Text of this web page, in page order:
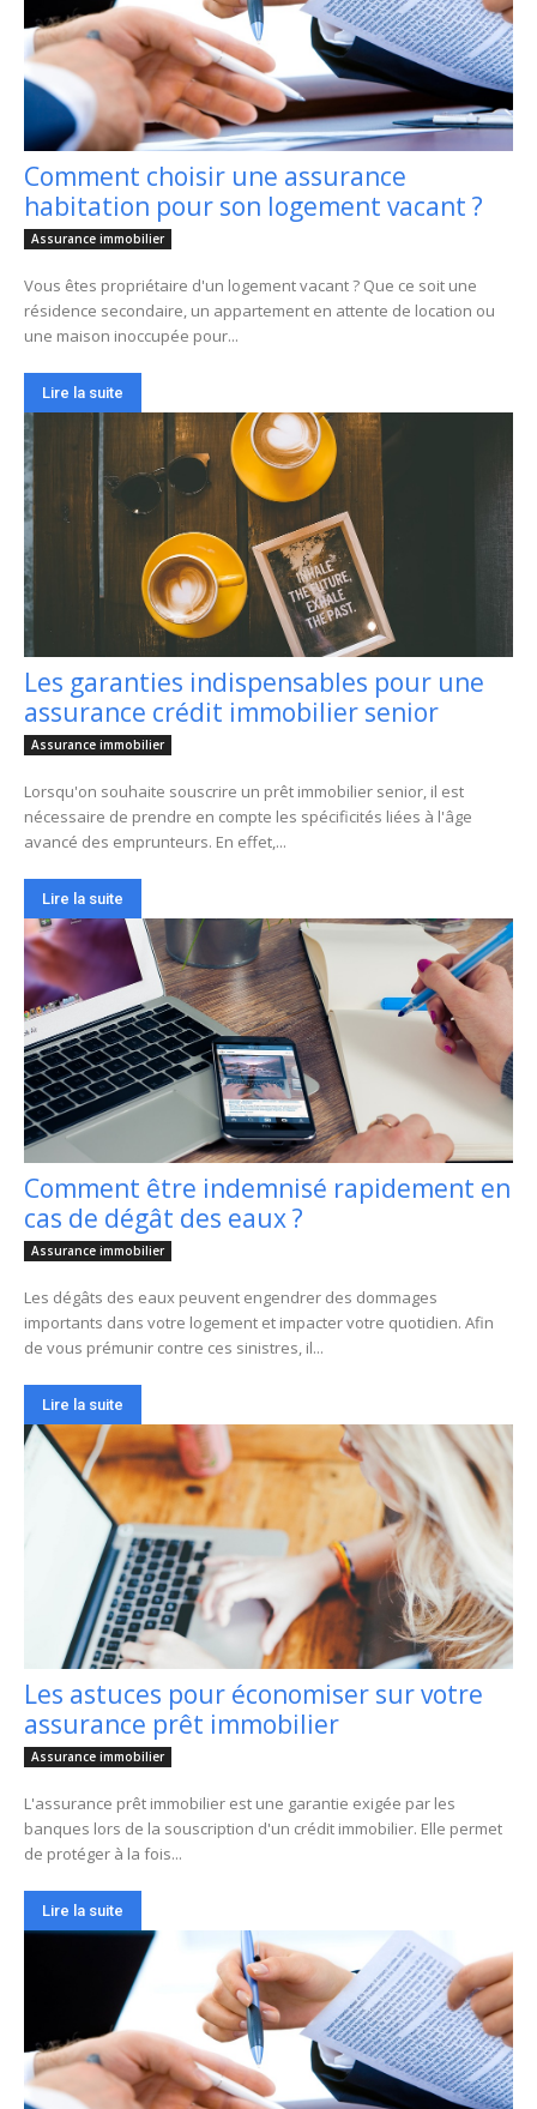
Comment choisir une assurance
habitation pour son logement vacant ?
Assurance immobilier
Vous êtes propriétaire d'un logement vacant ? Que ce soit une
résidence secondaire, un appartement en attente de location ou
une maison inoccupée pour...
Lire la suite
Les garanties indispensables pour une
assurance crédit immobilier senior
Assurance immobilier
Lorsqu'on souhaite souscrire un prêt immobilier senior, il est
nécessaire de prendre en compte les spécificités liées à l'âge
avancé des emprunteurs. En effet,...
Lire la suite
Comment être indemnisé rapidement en
cas de dégât des eaux ?
Assurance immobilier
Les dégâts des eaux peuvent engendrer des dommages
importants dans votre logement et impacter votre quotidien. Afin
de vous prémunir contre ces sinistres, il...
Lire la suite
Les astuces pour économiser sur votre
assurance prêt immobilier
Assurance immobilier
L'assurance prêt immobilier est une garantie exigée par les
banques lors de la souscription d'un crédit immobilier. Elle permet
de protéger à la fois...
Lire la suite